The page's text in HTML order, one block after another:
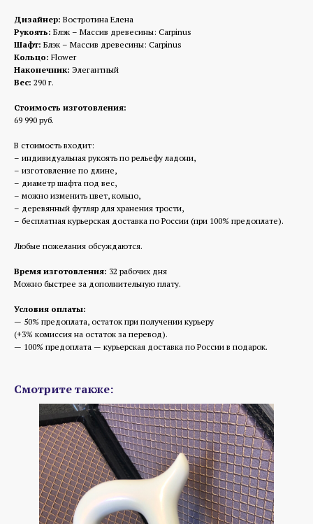
Дизайнер: Востротина Елена
Рукоять: Блэк – Массив древесины: Carpinus
Шафт: Блэк – Массив древесины: Carpinus
Кольцо: Flower
Наконечник: Элегантный
Вес: 290 г.
Стоимость изготовления:
69 990 руб.
В стоимость входит:
– индивидуальная рукоять по рельефу ладони,
– изготовление по длине,
– диаметр шафта под вес,
– можно изменить цвет, кольцо,
– деревянный футляр для хранения трости,
– бесплатная курьерская доставка по России (при 100% предоплате).
Любые пожелания обсуждаются.
Время изготовления: 32 рабочих дня
Можно быстрее за дополнительную плату.
Условия оплаты:
— 50% предоплата, остаток при получении курьеру
(+3% комиссия на остаток за перевод).
— 100% предоплата — курьерская доставка по России в подарок.
Смотрите также: